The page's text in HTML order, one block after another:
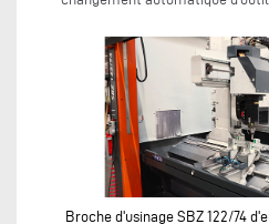
Broche d'usinage SBZ 122/74